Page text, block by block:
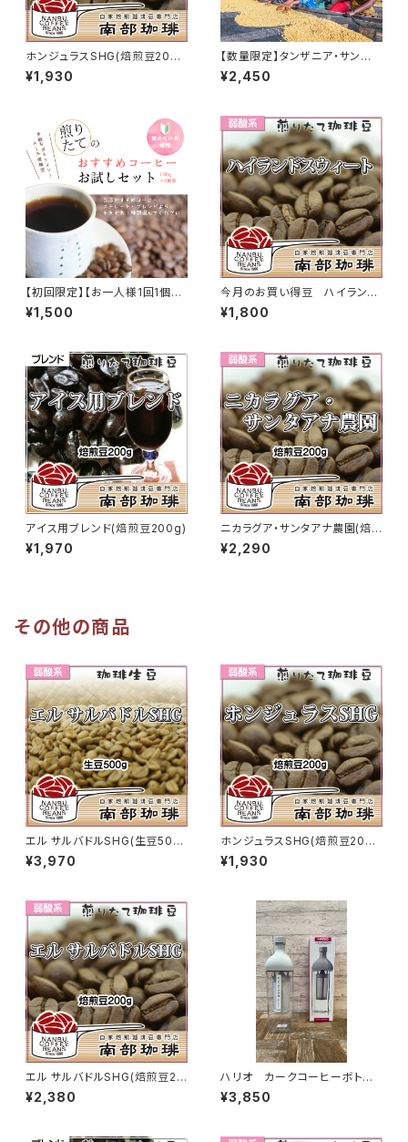
ホンジュラスSHG(焙煎豆200
g)
¥1,930
【数量限定】タンザニア・サンベ
ウェ(焙煎豆200g)
¥2,450
【初回限定】【お一人様1回1個ま
で】おすすめコーヒーお試しセッ
ト（100g×2種類）
¥1,500
今月のお買い得豆 ハイランド
スウィート(焙煎豆200g)
¥1,800
アイス用ブレンド(焙煎豆200g)
¥1,970
ニカラグア・サンタアナ農園(焙
煎豆200g)
¥2,290
その他の商品
エル サルバドルSHG(生豆500
g)
¥3,970
ホンジュラスSHG(焙煎豆200
g)
¥1,930
エル サルバドルSHG(焙煎豆20
0g)
¥2,380
ハリオ カークコーヒーボトル
（KAC-110-PGR）
¥3,850